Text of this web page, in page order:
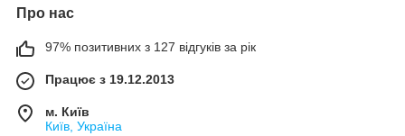
Про нас
97% позитивних з 127 відгуків за рік
Працює з 19.12.2013
м. Київ
Київ, Україна